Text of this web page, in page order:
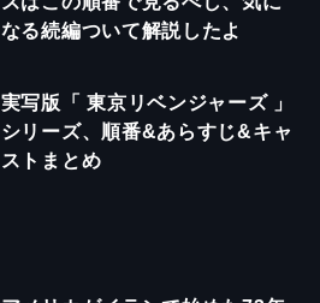
なる続編ついて解説したよ
実写版「 東京リベンジャーズ 」
シリーズ、順番&あらすじ&キャ
ストまとめ